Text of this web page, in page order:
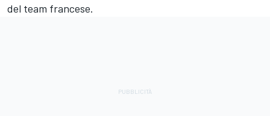
del team francese.